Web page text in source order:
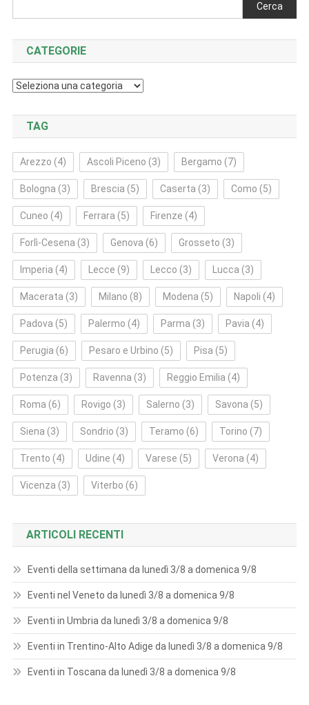
Cerca
CATEGORIE
Categorie
TAG
Arezzo (4) Ascoli Piceno (3) Bergamo (7)
Bologna (3) Brescia (5) Caserta (3) Como (5)
Cuneo (4) Ferrara (5) Firenze (4)
Forlì‑Cesena (3) Genova (6) Grosseto (3)
Imperia (4) Lecce (9) Lecco (3) Lucca (3)
Macerata (3) Milano (8) Modena (5) Napoli (4)
Padova (5) Palermo (4) Parma (3) Pavia (4)
Perugia (6) Pesaro e Urbino (5) Pisa (5)
Potenza (3) Ravenna (3) Reggio Emilia (4)
Roma (6) Rovigo (3) Salerno (3) Savona (5)
Siena (3) Sondrio (3) Teramo (6) Torino (7)
Trento (4) Udine (4) Varese (5) Verona (4)
Vicenza (3) Viterbo (6)
ARTICOLI RECENTI
Eventi della settimana da lunedì 3/8 a domenica 9/8
Eventi nel Veneto da lunedì 3/8 a domenica 9/8
Eventi in Umbria da lunedì 3/8 a domenica 9/8
Eventi in Trentino-Alto Adige da lunedì 3/8 a domenica 9/8
Eventi in Toscana da lunedì 3/8 a domenica 9/8